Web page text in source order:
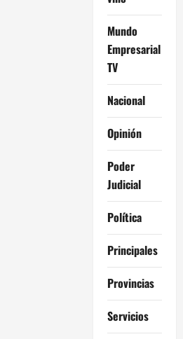
Mundo
Empresarial
TV
Nacional
Opinión
Poder
Judicial
Política
Principales
Provincias
Servicios